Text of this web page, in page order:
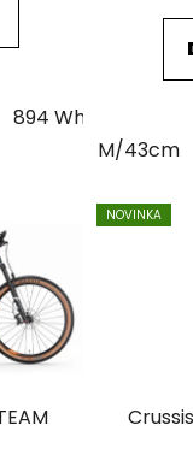
894 Wh
M/43cm
NOVINKA